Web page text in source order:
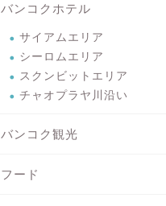
バンコクホテル
サイアムエリア
シーロムエリア
スクンビットエリア
チャオプラヤ川沿い
バンコク観光
フード